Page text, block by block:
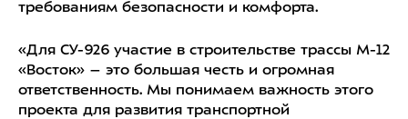
требованиям безопасности и комфорта.
«Для СУ-926 участие в строительстве трассы М-12
«Восток» – это большая честь и огромная
ответственность. Мы понимаем важность этого
проекта для развития транспортной